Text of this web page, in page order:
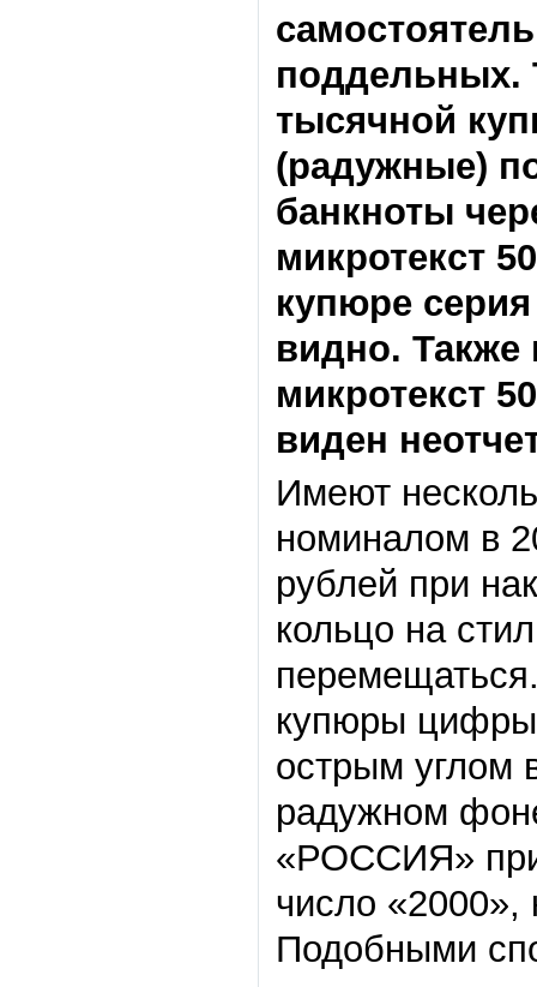
поддельных.
тысячной
(радужные)
банкноты
микротекст
купюре
видно.
микротекст
виден
Имеют
номиналом в
рублей при
кольцо на
купюры цифры
острым углом
радужном
«РОССИЯ» при
число «2000»,
Подобными